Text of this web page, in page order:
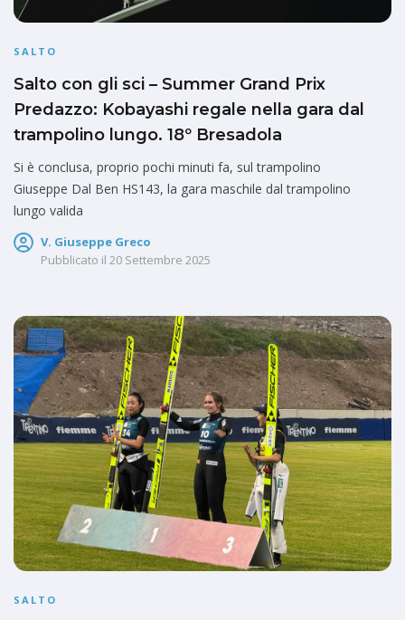
SALTO
Salto con gli sci – Summer Grand Prix
Predazzo: Kobayashi regale nella gara dal
trampolino lungo. 18º Bresadola
Si è conclusa, proprio pochi minuti fa, sul trampolino
Giuseppe Dal Ben HS143, la gara maschile dal trampolino
lungo valida
V. Giuseppe Greco
Pubblicato il 20 Settembre 2025
SALTO